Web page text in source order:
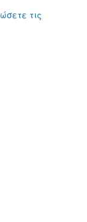
τις